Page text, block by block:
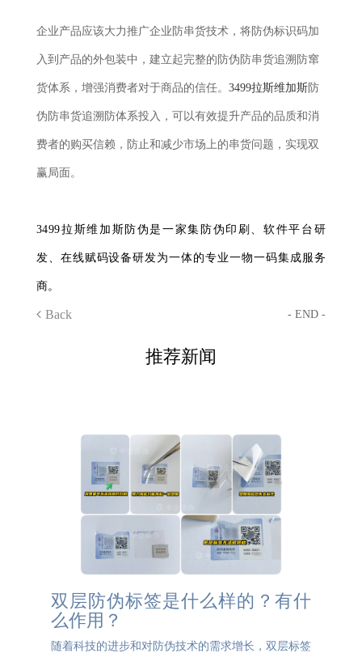
企业产品应该大力推广企业防串货技术，将防伪标识码加
入到产品的外包装中，建立起完整的防伪防串货追溯防窜
货体系，增强消费者对于商品的信任。 3499拉斯维加斯防
伪防串货追溯防体系投入，可以有效提升产品的品质和消
费者的购买信赖，防止和减少市场上的串货问题，实现双
赢局面。
3499拉斯维加斯防伪是一家集防伪印刷、软件平台研
发、在线赋码设备研发为一体的专业一物一码集成服务
商。
Back - END -
推荐新闻
双层防伪标签是什么样的？有什
么作用？
随着科技的进步和对防伪技术的需求增长，双层标签